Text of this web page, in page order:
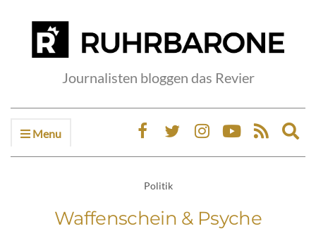
Journalisten bloggen das Revier
Menu
Politik
Waffenschein & Psyche